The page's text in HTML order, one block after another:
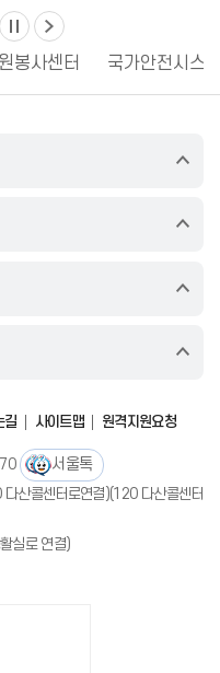
봉사센터 국가안전시스
길 사이트맵 원격지원요청
서울톡
산콜센터로연결)(120 다산콜센터
실로 연결)